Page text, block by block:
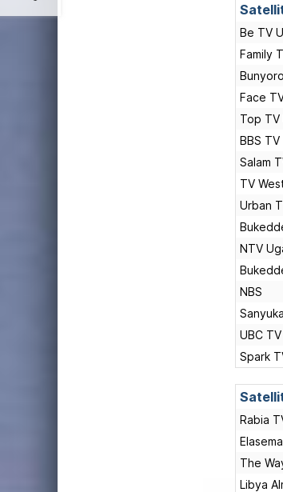
Be TV
Family
Face
Top TV
BBS TV
Salam
TV
Urban
NTV
NBS
UBC TV
Spark
Rabia
The
Libya